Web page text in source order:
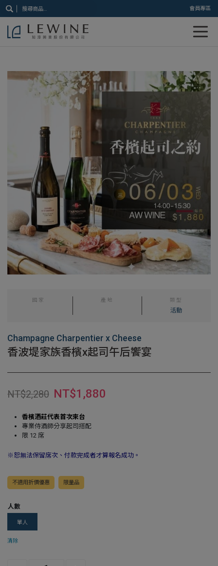
會員專區
國家 產地 類型
活動
Champagne Charpentier x Cheese
香波堤家族香檳x起司午后饗宴
NT$2,280 NT$1,880
香檳酒莊代表首次來台
專業侍酒師分享起司搭配
限 12 席
※恕無法保留席次、付款完成者才算報名成功。
不適用折價優惠 限量品
人數
單人
清除